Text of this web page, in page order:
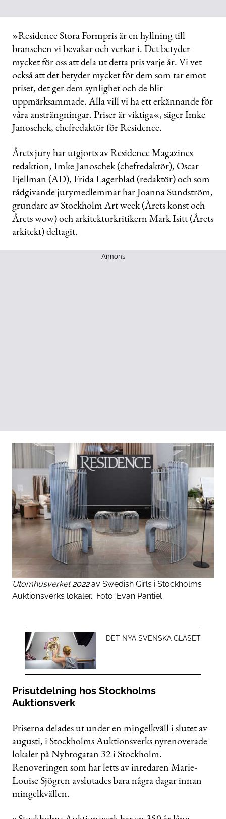
»Residence Stora Formpris är en hyllning till
branschen vi bevakar och verkar i. Det betyder
mycket för oss att dela ut detta pris varje år. Vi vet
också att det betyder mycket för dem som tar emot
priset, det ger dem synlighet och de blir
uppmärksammade. Alla vill vi ha ett erkännande för
våra ansträngningar. Priser är viktiga«, säger Imke
Janoschek, chefredaktör för Residence.
Årets jury har utgjorts av Residence Magazines
redaktion, Imke Janoschek (chefredaktör), Oscar
Fjellman (AD), Frida Lagerblad (redaktör) och som
rådgivande jurymedlemmar har Joanna Sundström,
grundare av Stockholm Art week (Årets konst och
Årets wow) och arkitekturkritikern Mark Isitt (Årets
arkitekt) deltagit.
Annons
Utomhusverket 2022av Swedish Girls i Stockholms
Auktionsverks lokaler. Foto: Evan Pantiel
DET NYA SVENSKA GLASET
Prisutdelning hos Stockholms
Auktionsverk
Priserna delades ut under en mingelkväll i slutet av
augusti, i Stockholms Auktionsverks nyrenoverade
lokaler på Nybrogatan 32 i Stockholm.
Renoveringen som har letts av inredaren Marie-
Louise Sjögren avslutades bara några dagar innan
mingelkvällen.